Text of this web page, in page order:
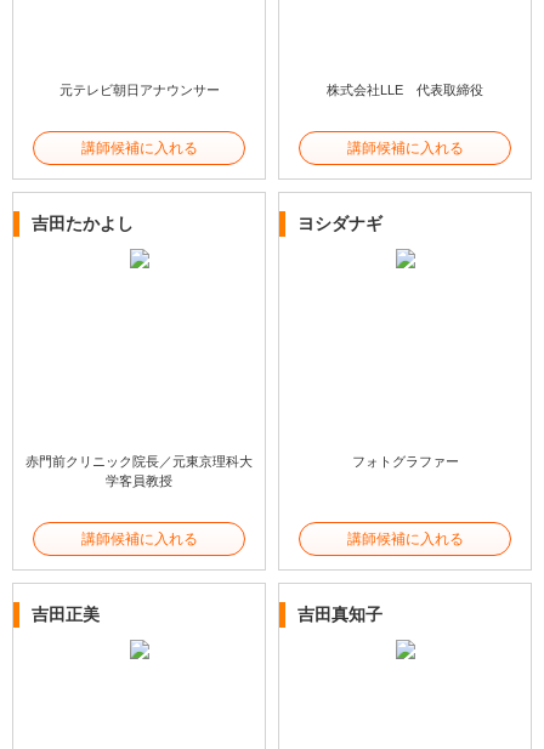
元テレビ朝日アナウンサー
講師候補に入れる
株式会社LLE 代表取締役
講師候補に入れる
吉田たかよし
赤門前クリニック院長／元東京理科大
学客員教授
講師候補に入れる
ヨシダナギ
フォトグラファー
講師候補に入れる
吉田正美 吉田真知子